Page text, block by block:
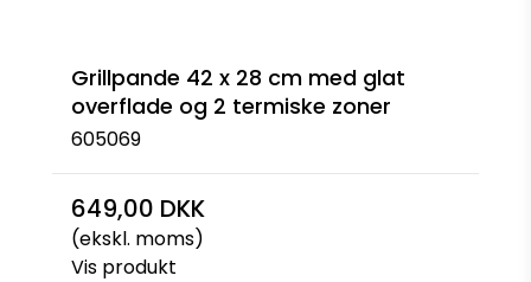
Grillpande 42 x 28 cm med glat
overflade og 2 termiske zoner
605069
649,00 DKK
(ekskl. moms)
Vis produkt